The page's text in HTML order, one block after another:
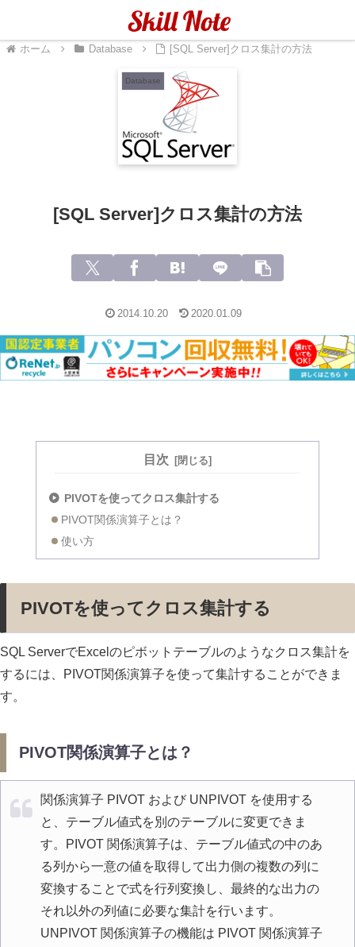
ホーム Database [SQL Server]クロス集計の方法
[SQL Server]クロス集計の方法
Database
2014.10.20 2020.01.09
目次
PIVOTを使ってクロス集計する
PIVOT関係演算子とは？
使い方
PIVOTを使ってクロス集計する
SQL ServerでExcelのピボットテーブルのようなクロス集計を
するには、PIVOT関係演算子を使って集計することができま
す。
PIVOT関係演算子とは？
関係演算子 PIVOT および UNPIVOT を使用する
と、テーブル値式を別のテーブルに変更できま
す。PIVOT 関係演算子は、テーブル値式の中のあ
る列から一意の値を取得して出力側の複数の列に
変換することで式を行列変換し、最終的な出力の
それ以外の列値に必要な集計を行います。
UNPIVOT 関係演算子の機能は PIVOT 関係演算子